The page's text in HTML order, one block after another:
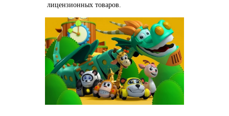
лицензионных товаров.